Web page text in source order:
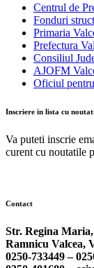
Centrul de
Fonduri
Primaria
Prefectura
Consiliul
AJOFM
Oficiul
Inscriere in lista cu
Va puteti inscrie
curent cu noutatile
Contact
Str. Regina
Ramnicu Valcea,
0250-733449 –